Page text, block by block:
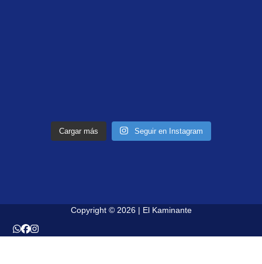
Cargar más Seguir en Instagram
Copyright © 2026 | El Kaminante